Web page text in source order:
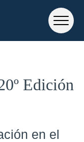
Edición
en el